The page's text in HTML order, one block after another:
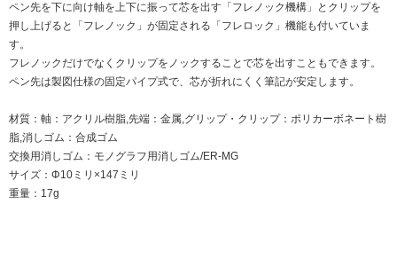
ペン先を下に向け軸を上下に振って芯を出す「フレノック機構」とクリップを
押し上げると「フレノック」が固定される「フレロック」機能も付いていま
す。
フレノックだけでなくクリップをノックすることで芯を出すこともできます。
ペン先は製図仕様の固定パイプ式で、芯が折れにくく筆記が安定します。
材質：軸：アクリル樹脂,先端：金属,グリップ・クリップ：ポリカーボネート樹
脂,消しゴム：合成ゴム
交換用消しゴム： モノグラフ用消しゴム/ER-MG
サイズ：Φ10ミリ×147ミリ
重量：17g